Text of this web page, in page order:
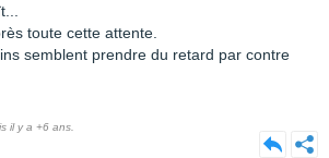
toute cette attente.
semblent prendre du retard par contre
il y a +6 ans.